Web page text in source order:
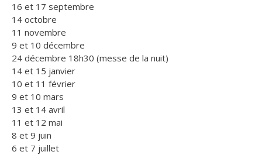
16 et 17 septembre
14 octobre
11 novembre
9 et 10 décembre
24 décembre 18h30 (messe de la nuit)
14 et 15 janvier
10 et 11 février
9 et 10 mars
13 et 14 avril
11 et 12 mai
8 et 9 juin
6 et 7 juillet